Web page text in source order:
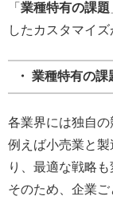
「 業種特有の課題
したカスタマイズ
・ 業種特有の課
各業界には独自の
例えば小売業と
り、最適な戦略も
そのため、企業